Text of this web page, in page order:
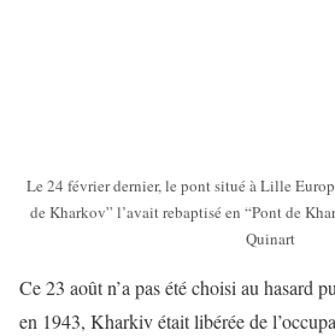
Le 24 février dernier, le pont situé à Lille
de Kharkov” l’avait rebaptisé en “Pont de
Quinart
Ce 23 août n’a pas été choisi au hasard
en 1943, Kharkiv était libérée de